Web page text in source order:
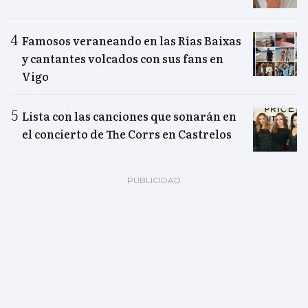
Famosos veraneando en las Rías Baixas
y cantantes volcados con sus fans en
Vigo
Lista con las canciones que sonarán en
el concierto de The Corrs en Castrelos